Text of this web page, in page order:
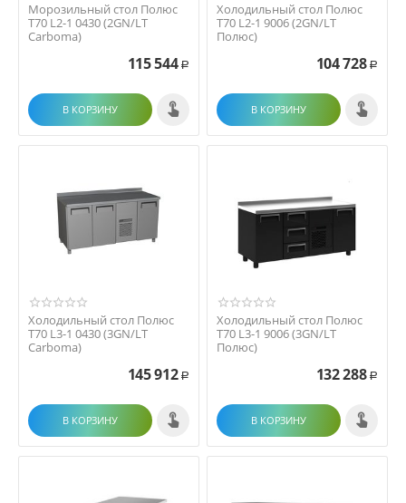
Морозильный стол Полюс
T70 L2-1 0430 (2GN/LT
Сarboma)
115 544 Р
В КОРЗИНУ
Холодильный стол Полюс
T70 L2-1 9006 (2GN/LT
Полюс)
104 728 Р
В КОРЗИНУ
Холодильный стол Полюс
T70 L3-1 0430 (3GN/LT
Сarboma)
145 912 Р
В КОРЗИНУ
Холодильный стол Полюс
T70 L3-1 9006 (3GN/LT
Полюс)
132 288 Р
В КОРЗИНУ